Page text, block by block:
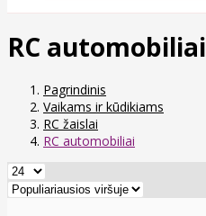
RC automobiliai
Pagrindinis
Vaikams ir kūdikiams
RC žaislai
RC automobiliai